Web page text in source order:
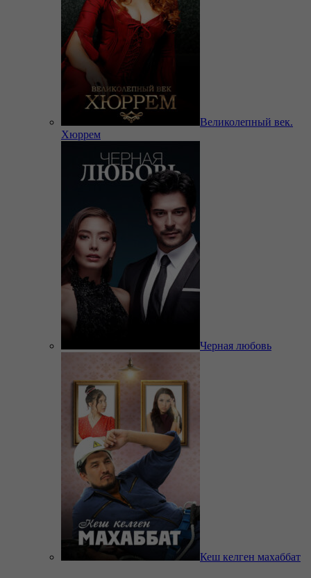
Великолепный век.
Хюррем
Черная любовь
Кеш келген махаббат